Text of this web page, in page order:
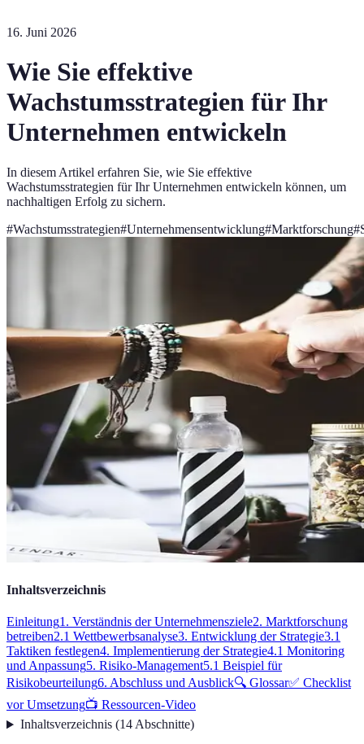
16. Juni 2026
Wie Sie effektive
Wachstumsstrategien für Ihr
Unternehmen entwickeln
In diesem Artikel erfahren Sie, wie Sie effektive
Wachstumsstrategien für Ihr Unternehmen entwickeln können, um
nachhaltigen Erfolg zu sichern.
#Wachstumsstrategien#Unternehmensentwicklung#Marktforschung#
Inhaltsverzeichnis
Einleitung1. Verständnis der Unternehmensziele2. Marktforschung
betreiben2.1 Wettbewerbsanalyse3. Entwicklung der Strategie3.1
Taktiken festlegen4. Implementierung der Strategie4.1 Monitoring
und Anpassung5. Risiko-Management5.1 Beispiel für
Risikobeurteilung6. Abschluss und Ausblick🔍 Glossar✅ Checklist
vor Umsetzung📺 Ressourcen-Video
Inhaltsverzeichnis(14Abschnitte)